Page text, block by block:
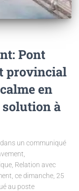
Pont
provincial
en
à
un communiqué
Relation avec
ce dimanche, 25
au poste